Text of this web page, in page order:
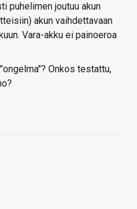
puhelimen joutuu akun
akun vaihdettavaan
Vara-akku ei painoeroa
Onkos testattu,